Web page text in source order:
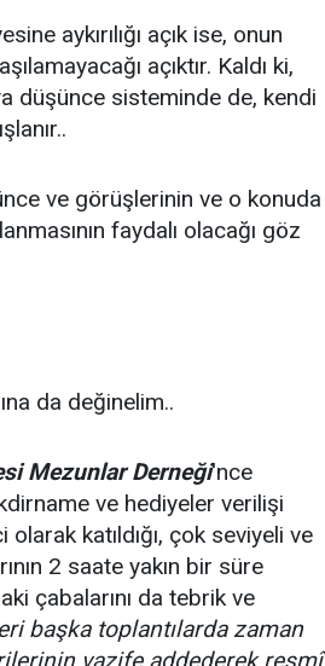
aykırılığı açık ise, onun
açıktır. Kaldı ki,
düşünce sisteminde de, kendi
ve görüşlerinin ve o konuda
faydalı olacağı göz
da değinelim..
Mezunlar Derneği'nce
ve hediyeler verilişi
olarak katıldığı, çok seviyeli ve
2 saate yakın bir süre
çabalarını da tebrik ve
başka toplantılarda zaman